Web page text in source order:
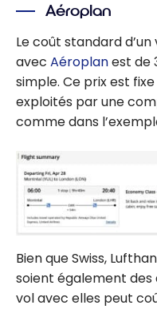
utiliser les
points
Aventura pour
un voyage pas
cher
Aéroplan
Le coût standard
avec Aéroplanest de
simple. Ce prix est
exploités par une
comme dans
Bien que Swiss,
soient également
vol avec elles peut